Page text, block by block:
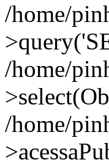
/home/
/home/
/home/